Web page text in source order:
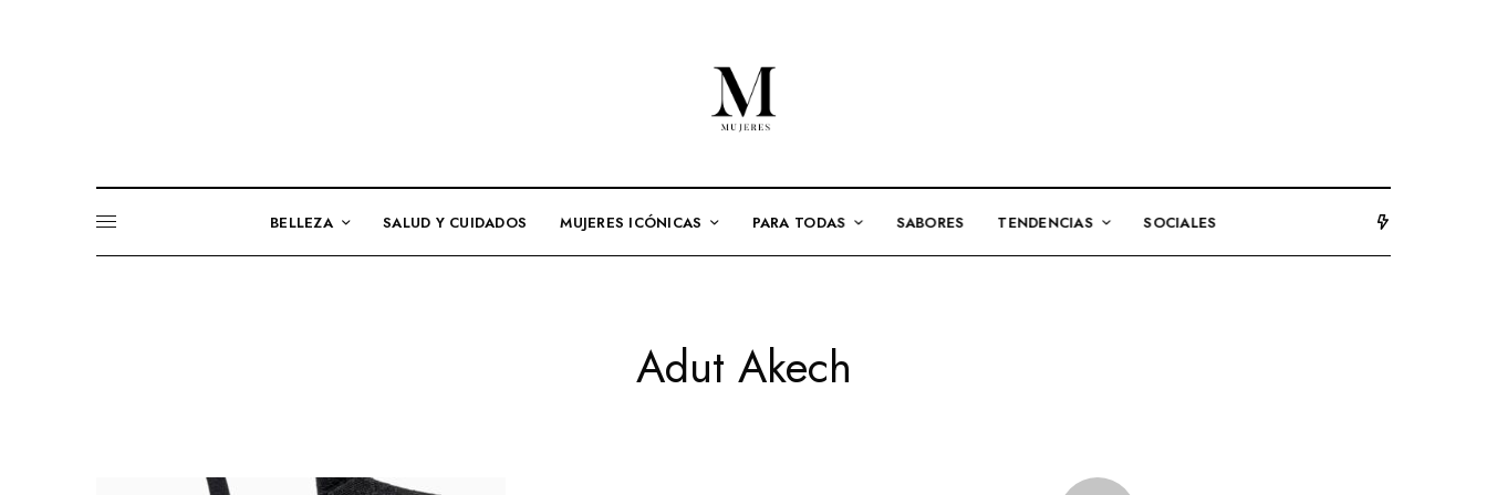
BELLEZA SALUD Y CUIDADOS MUJERES ICÓNICAS PARA TODAS SABORES TENDENCIAS SOCIALES
Adut Akech